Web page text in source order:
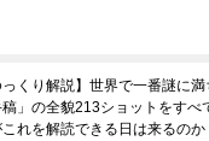
っくり解説】世界で一番謎に
」の全貌213ショットをすべ
れを解読できる日は来るのか